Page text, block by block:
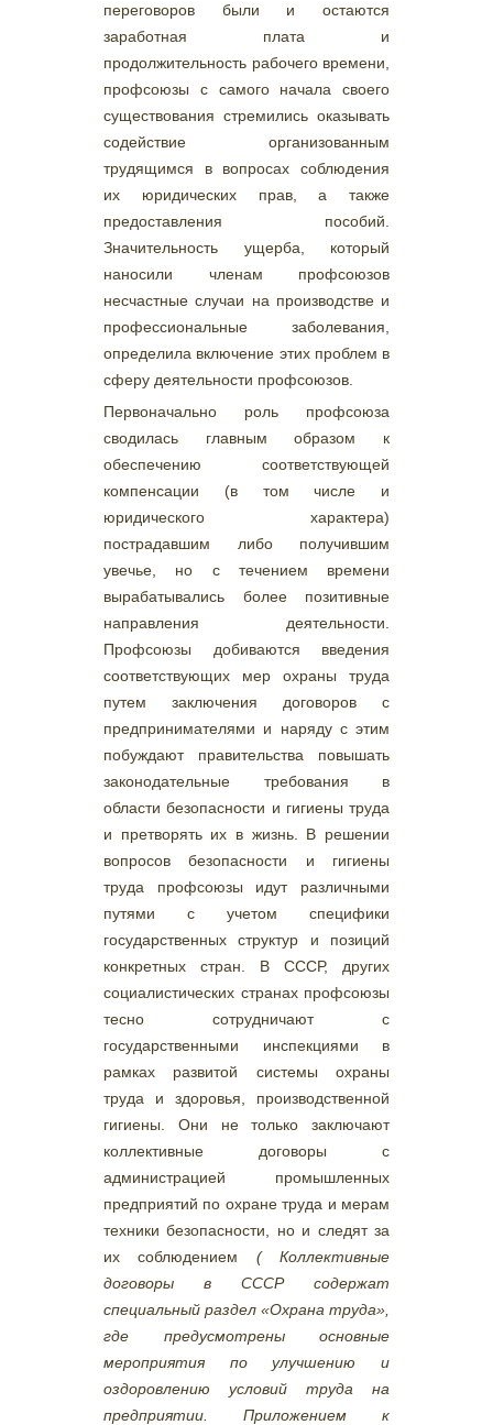
переговоров были и остаются
заработная плата и
продолжительность рабочего времени,
профсоюзы с самого начала своего
существования стремились оказывать
содействие организованным
трудящимся в вопросах соблюдения
их юридических прав, а также
предоставления пособий.
Значительность ущерба, который
наносили членам профсоюзов
несчастные случаи на производстве и
профессиональные заболевания,
определила включение этих проблем в
сферу деятельности профсоюзов.
Первоначально роль профсоюза
сводилась главным образом к
обеспечению соответствующей
компенсации (в том числе и
юридического характера)
пострадавшим либо получившим
увечье, но с течением времени
вырабатывались более позитивные
направления деятельности.
Профсоюзы добиваются введения
соответствующих мер охраны труда
путем заключения договоров с
предпринимателями и наряду с этим
побуждают правительства повышать
законодательные требования в
области безопасности и гигиены труда
и претворять их в жизнь. В решении
вопросов безопасности и гигиены
труда профсоюзы идут различными
путями с учетом специфики
государственных структур и позиций
конкретных стран. В СССР, других
социалистических странах профсоюзы
тесно сотрудничают с
государственными инспекциями в
рамках развитой системы охраны
труда и здоровья, производственной
гигиены. Они не только заключают
коллективные договоры с
администрацией промышленных
предприятий по охране труда и мерам
техники безопасности, но и следят за
их соблюдением ( Коллективные
договоры в СССР содержат
специальный раздел «Охрана труда»,
где предусмотрены основные
мероприятия по улучшению и
оздоровлению условий труда на
предприятии. Приложением к